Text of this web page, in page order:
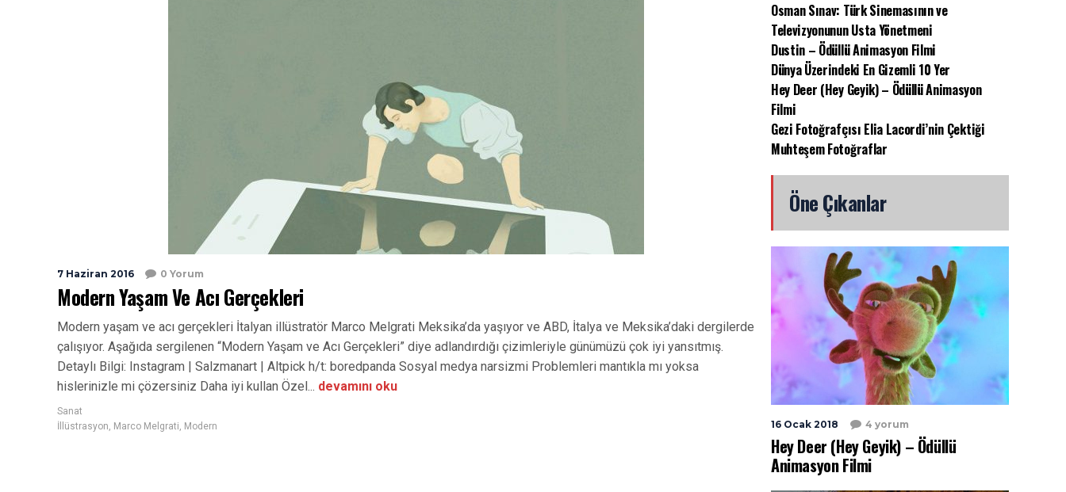
7 Haziran 2016 0 Yorum
Modern Yaşam Ve Acı Gerçekleri
Modern yaşam ve acı gerçekleri İtalyan illüstratör Marco Melgrati Meksika’da yaşıyor ve ABD, İtalya ve Meksika’daki dergilerde
çalışıyor. Aşağıda sergilenen “Modern Yaşam ve Acı Gerçekleri” diye adlandırdığı çizimleriyle günümüzü çok iyi yansıtmış.
Detaylı Bilgi: Instagram | Salzmanart | Altpick h/t: boredpanda Sosyal medya narsizmi Problemleri mantıkla mı yoksa
hislerinizle mi çözersiniz Daha iyi kullan Özel... devamını oku
Sanat
İllüstrasyon, Marco Melgrati, Modern
Osman Sınav: Türk Sinemasının ve
Televizyonunun Usta Yönetmeni
Dustin – Ödüllü Animasyon Filmi
Dünya Üzerindeki En Gizemli 10 Yer
Hey Deer (Hey Geyik) – Ödüllü Animasyon
Filmi
Gezi Fotoğrafçısı Elia Lacordi’nin Çektiği
Muhteşem Fotoğraflar
Öne Çıkanlar
16 Ocak 2018 4 yorum
Hey Deer (Hey Geyik) – Ödüllü
Animasyon Filmi